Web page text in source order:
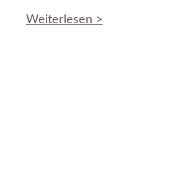
Weiterlesen >